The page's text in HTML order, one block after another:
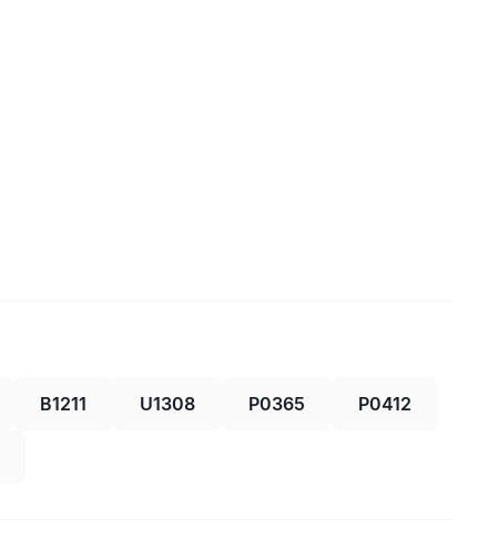
B1211 U1308 P0365 P0412